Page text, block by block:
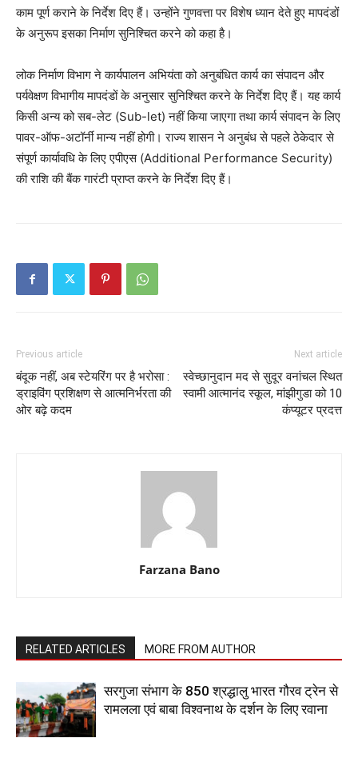
काम पूर्ण कराने के निर्देश दिए हैं। उन्होंने गुणवत्ता पर विशेष ध्यान देते हुए मापदंडों
के अनुरूप इसका निर्माण सुनिश्चित करने को कहा है।
लोक निर्माण विभाग ने कार्यपालन अभियंता को अनुबंधित कार्य का संपादन और
पर्यवेक्षण विभागीय मापदंडों के अनुसार सुनिश्चित करने के निर्देश दिए हैं। यह कार्य
किसी अन्य को सब-लेट (Sub-let) नहीं किया जाएगा तथा कार्य संपादन के लिए
पावर-ऑफ-अटॉर्नी मान्य नहीं होगी। राज्य शासन ने अनुबंध से पहले ठेकेदार से
संपूर्ण कार्यावधि के लिए एपीएस (Additional Performance Security)
की राशि की बैंक गारंटी प्राप्त करने के निर्देश दिए हैं।
Previous article
बंदूक नहीं, अब स्टेयरिंग पर है भरोसा :
ड्राइविंग प्रशिक्षण से आत्मनिर्भरता की
ओर बढ़े कदम
Next article
स्वेच्छानुदान मद से सुदूर वनांचल स्थित
स्वामी आत्मानंद स्कूल, मांझीगुडा को 10
कंप्यूटर प्रदत्त
Farzana Bano
RELATED ARTICLES MORE FROM AUTHOR
सरगुजा संभाग के 850 श्रद्धालु भारत गौरव ट्रेन से
रामलला एवं बाबा विश्वनाथ के दर्शन के लिए रवाना